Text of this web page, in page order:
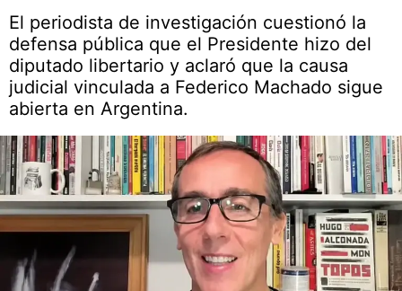
El periodista de investigación cuestionó la
defensa pública que el Presidente hizo del
diputado libertario y aclaró que la causa
judicial vinculada a Federico Machado sigue
abierta en Argentina.